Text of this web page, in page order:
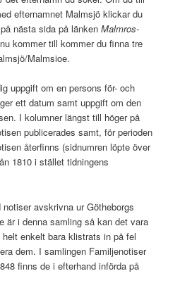
efternamnet Malmsjö klickar du
nästa sida på länkenMalmros-
kommer till kommer du finna tre
Malmsioe.
uppgift om en persons för- och
ett datum samt uppgift om den
I kolumner längst till höger på
publicerades samt, för perioden
återfinns (sidnumren löpte över
1810 i stället tidningens
avskrivna ur Götheborgs
är i denna samling så kan det vara
enkelt bara klistrats in på fel
dem. I samlingen Familjenotiser
finns de i efterhand införda på